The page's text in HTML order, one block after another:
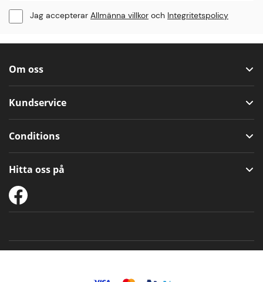
Jag accepterar Allmänna villkor och Integritetspolicy
Om oss
Kundservice
Conditions
Hitta oss på